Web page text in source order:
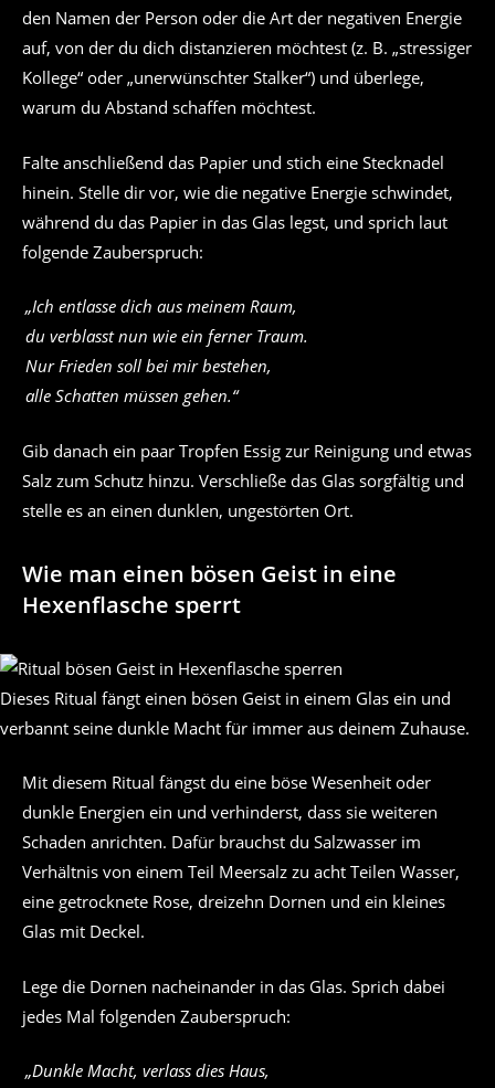
den Namen der Person oder die Art der negativen Energie
auf, von der du dich distanzieren möchtest (z. B. „stressiger
Kollege“ oder „unerwünschter Stalker“) und überlege,
warum du Abstand schaffen möchtest.
Falte anschließend das Papier und stich eine Stecknadel
hinein. Stelle dir vor, wie die negative Energie schwindet,
während du das Papier in das Glas legst, und sprich laut
folgende Zauberspruch:
„Ich entlasse dich aus meinem Raum,
du verblasst nun wie ein ferner Traum.
Nur Frieden soll bei mir bestehen,
alle Schatten müssen gehen.“
Gib danach ein paar Tropfen Essig zur Reinigung und etwas
Salz zum Schutz hinzu. Verschließe das Glas sorgfältig und
stelle es an einen dunklen, ungestörten Ort.
Wie man einen bösen Geist in eine
Hexenflasche sperrt
Dieses Ritual fängt einen bösen Geist in einem Glas ein und
verbannt seine dunkle Macht für immer aus deinem Zuhause.
Mit diesem Ritual fängst du eine böse Wesenheit oder
dunkle Energien ein und verhinderst, dass sie weiteren
Schaden anrichten. Dafür brauchst du Salzwasser im
Verhältnis von einem Teil Meersalz zu acht Teilen Wasser,
eine getrocknete Rose, dreizehn Dornen und ein kleines
Glas mit Deckel.
Lege die Dornen nacheinander in das Glas. Sprich dabei
jedes Mal folgenden Zauberspruch:
„Dunkle Macht, verlass dies Haus,